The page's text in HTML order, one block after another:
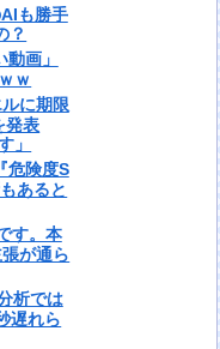
も勝手
？
画」
ｗ
に期限
発表
」
危険度S
あると
す。本
が通ら
析では
遅れら